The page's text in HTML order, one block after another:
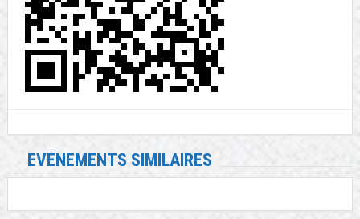
EVÉNEMENTS SIMILAIRES